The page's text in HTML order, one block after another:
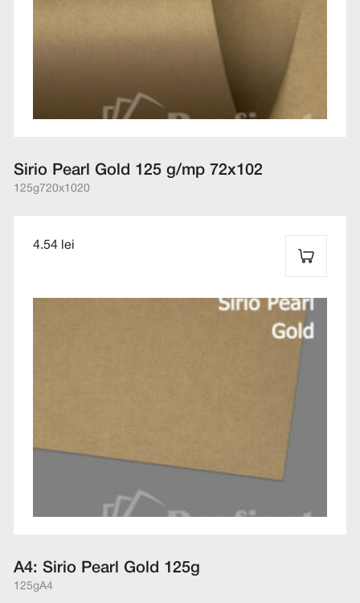
Sirio Pearl Gold 125 g/mp 72x102
125g720x1020
4.54 lei
A4: Sirio Pearl Gold 125g
125gA4